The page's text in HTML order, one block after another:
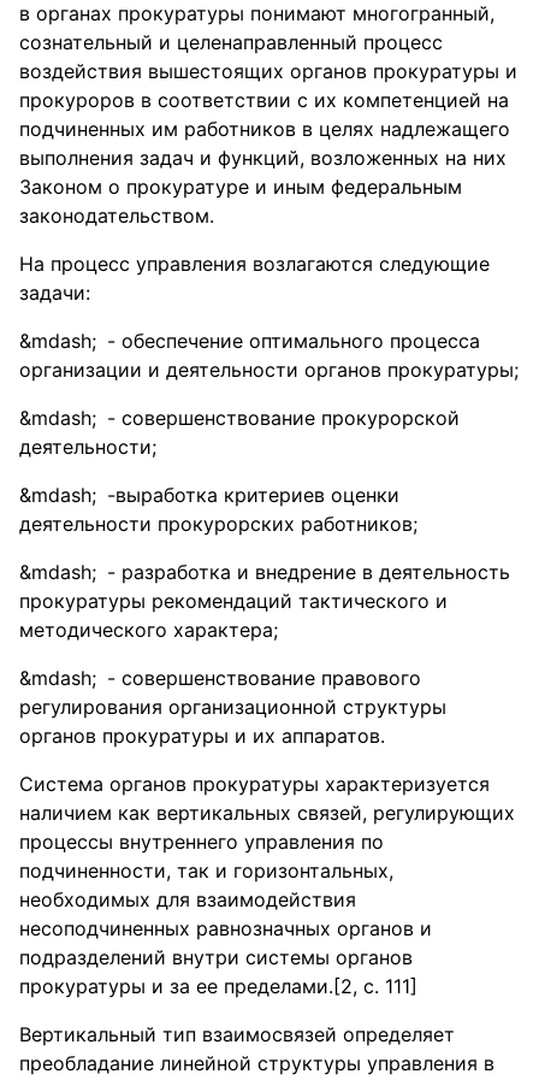
в органах прокуратуры понимают многогранный,
сознательный и целенаправленный процесс
воздействия вышестоящих органов прокуратуры и
прокуроров в соответствии с их компетенцией на
подчиненных им работников в целях надлежащего
выполнения задач и функций, возложенных на них
Законом о прокуратуре и иным федеральным
законодательством.
Ha процесс управления возлагаются следующие
задачи:
- обеспечение оптимального процесса
организации и деятельности органов прокуратуры;
- совершенствование прокурорской
деятельности;
-выработка критериев оценки
деятельности прокурорских работников;
- разработка и внедрение в деятельность
прокуратуры рекомендаций тактического и
методического характера;
- совершенствование правового
регулирования организационной структуры
органов прокуратуры и их аппаратов.
Система органов прокуратуры характеризуется
наличием как вертикальных связей, регулирующих
процессы внутреннего управления по
подчиненности, так и горизонтальных,
необходимых для взаимодействия
несоподчиненных равнозначных органов и
подразделений внутри системы органов
прокуратуры и за ее пределами.[2, с. 111]
Вертикальный тип взаимосвязей определяет
преобладание линейной структуры управления в